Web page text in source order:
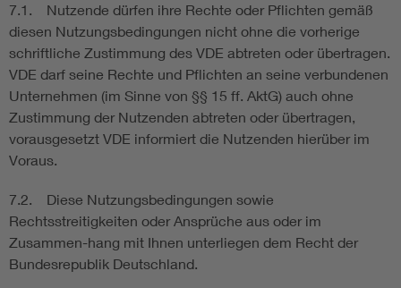
7.1. Nutzende dürfen ihre Rechte oder Pflichten gemäß
diesen Nutzungsbedingungen nicht ohne die vorherige
schriftliche Zustimmung des VDE abtreten oder übertragen.
VDE darf seine Rechte und Pflichten an seine verbundenen
Unternehmen (im Sinne von §§ 15 ff. AktG) auch ohne
Zustimmung der Nutzenden abtreten oder übertragen,
vorausgesetzt VDE informiert die Nutzenden hierüber im
Voraus.
7.2. Diese Nutzungsbedingungen sowie
Rechtsstreitigkeiten oder Ansprüche aus oder im
Zusammen-hang mit Ihnen unterliegen dem Recht der
Bundesrepublik Deutschland.